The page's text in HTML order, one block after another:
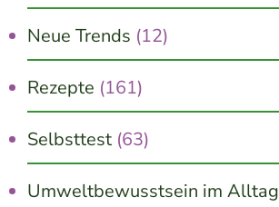
Neue Trends (12)
Rezepte (161)
Selbsttest (63)
Umweltbewusstsein im Alltag